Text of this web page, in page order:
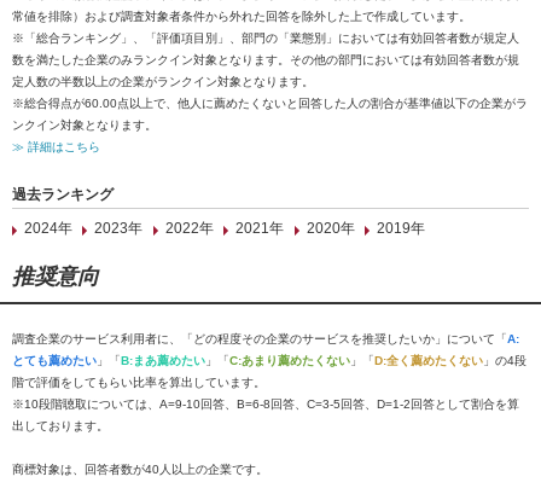
常値を排除）および調査対象者条件から外れた回答を除外した上で作成しています。
※「総合ランキング」、「評価項目別」、部門の「業態別」においては有効回答者数が規定人
数を満たした企業のみランクイン対象となります。その他の部門においては有効回答者数が規
定人数の半数以上の企業がランクイン対象となります。
※総合得点が60.00点以上で、他人に薦めたくないと回答した人の割合が基準値以下の企業がラ
ンクイン対象となります。
≫ 詳細はこちら
過去ランキング
2024年
2023年 2022年 2021年 2020年 2019年
推奨意向
調査企業のサービス利用者に、「どの程度その企業のサービスを推奨したいか」について「A:
とても薦めたい 」「B:まあ薦めたい 」「C:あまり薦めたくない 」「D:全く薦めたくない 」の4段
階で評価をしてもらい比率を算出しています。
※10段階聴取については、A=9-10回答、B=6-8回答、C=3-5回答、D=1-2回答として割合を算
出しております。
商標対象は、回答者数が40人以上の企業です。